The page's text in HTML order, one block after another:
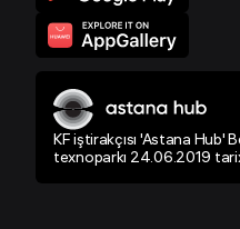
KF iştirakçısı 'Astana Hub'
texnoparkı 24.06.2019